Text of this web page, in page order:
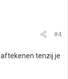
#4
tenzij je